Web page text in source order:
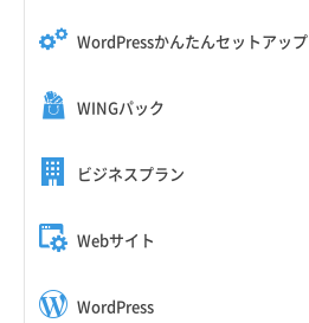
WordPressかんたんセットアップ
WINGパック
ビジネスプラン
Webサイト
WordPress